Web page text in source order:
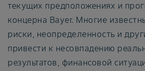
текущих предположениях и
концерна Bayer. Многие
риски, неопределенность и
привести к несовпадению
результатов, финансовой